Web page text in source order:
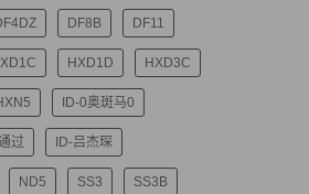
DF8B DF11
HXD1D HXD3C
ID-0奥斑马0
过 ID-吕杰琛
ND5 SS3 SS3B